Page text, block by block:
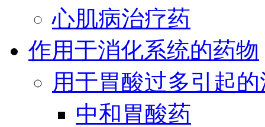
心肌病治疗药
作用于消化系统的药物
用于胃酸过多引起
中和胃酸药